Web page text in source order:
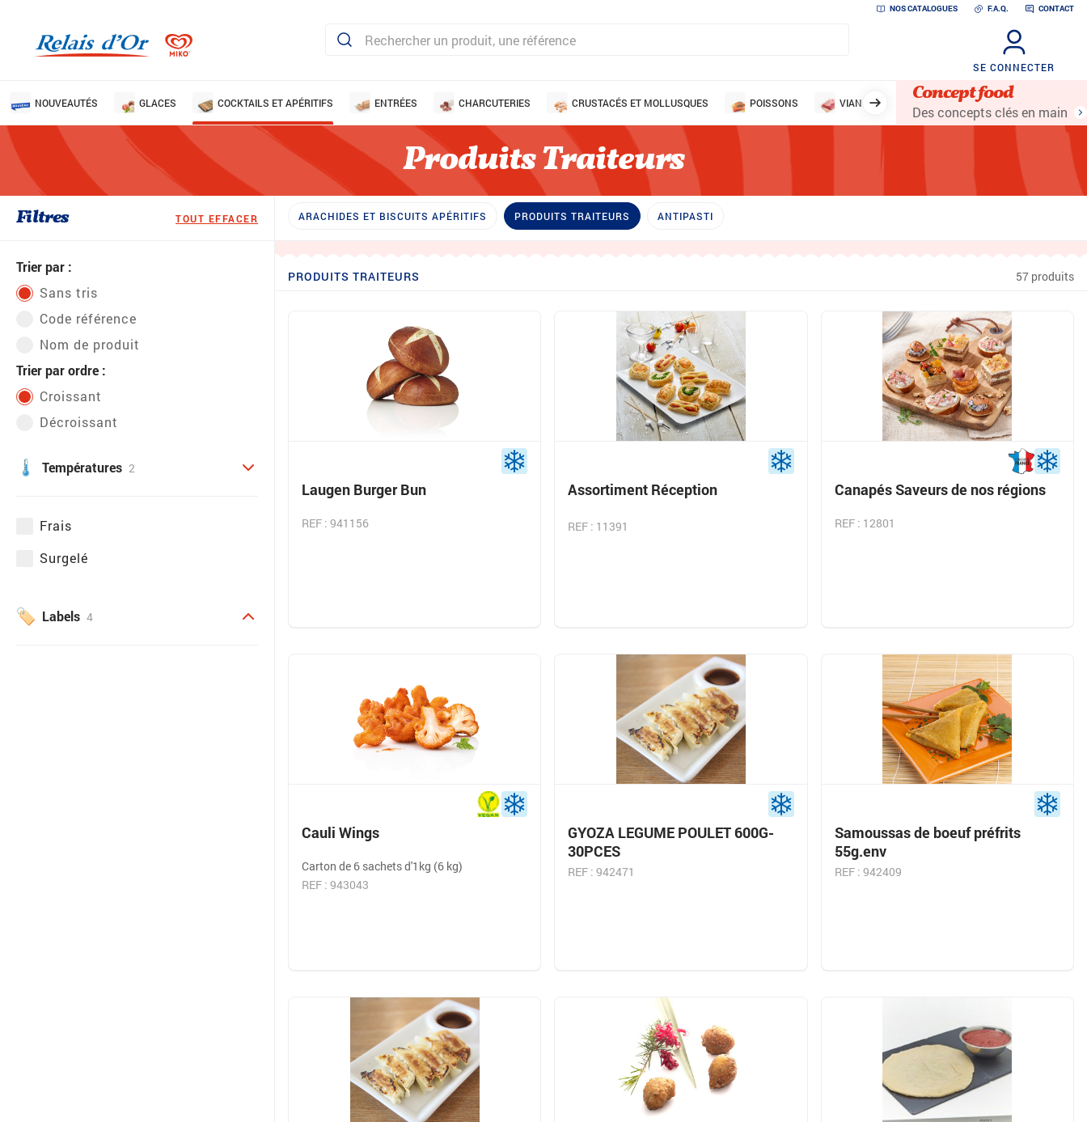
NOS CATALOGUES F.A.Q. CONTACT
SE CONNECTER
NOUVEAUTÉS GLACES COCKTAILS ET APÉRITIFS ENTRÉES CHARCUTERIES CRUSTACÉS ET MOLLUSQUES POISSONS VIANDES VOLAILLES
Concept food
Des concepts clés en main
Produits Traiteurs
Filtres TOUT EFFACER
Trier par :
Sans tris
Code référence
Nom de produit
Trier par ordre :
Croissant
Décroissant
Températures 2
Frais
Surgelé
Labels 4
ARACHIDES ET BISCUITS APÉRITIFS PRODUITS TRAITEURS ANTIPASTI
PRODUITS TRAITEURS 57 produits
Laugen Burger Bun
REF : 941156
Assortiment Réception
REF : 11391
Canapés Saveurs de nos régions
REF : 12801
Cauli Wings
Carton de 6 sachets d'1kg (6 kg)
REF : 943043
GYOZA LEGUME POULET 600G-
30PCES
REF : 942471
Samoussas de boeuf préfrits
55g.env
REF : 942409